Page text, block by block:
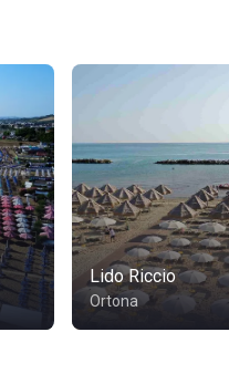
Lido Riccio
Ortona